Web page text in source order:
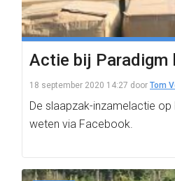
Actie bij Paradigm
18 september 2020 14:27 door Tom
De slaapzak-inzamelactie
weten via Facebook.